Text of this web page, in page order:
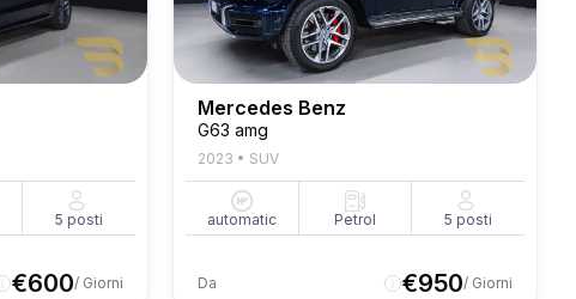
5 posti
€600/ Giorni
Mercedes Benz
G63 amg
2023 • SUV
automatic Petrol 5 posti
Da €950/ Giorni